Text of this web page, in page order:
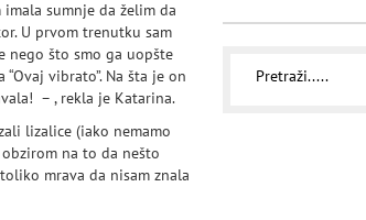
sumnje da želim da
U prvom trenutku sam
nego što smo ga uopšte
vibrato”. Na šta je on
– , rekla je Katarina.
lizalice (iako nemamo
na to da nešto
mrava da nisam znala